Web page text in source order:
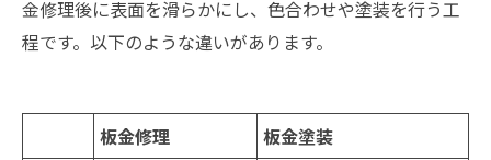
金修理後に表面を滑らかにし、色合わせや塗装を行う工
程です。以下のような違いがあります。
板金修理 板金塗装